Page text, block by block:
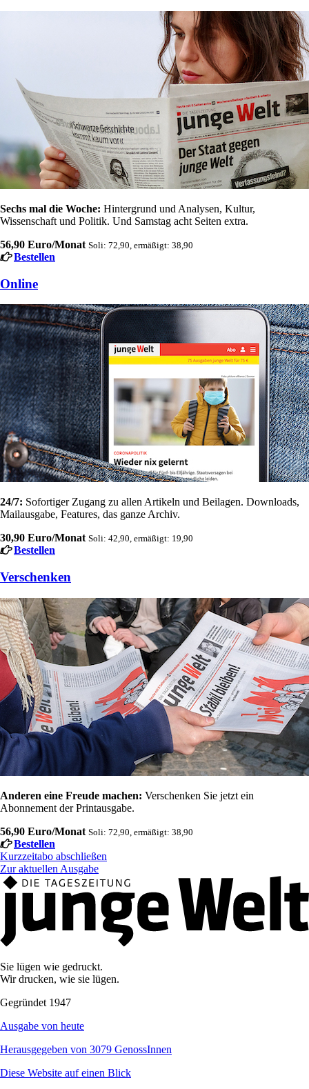
Sechs mal die Woche: Hintergrund und Analysen, Kultur,
Wissenschaft und Politik. Und Samstag acht Seiten extra.
56,90 Euro/Monat Soli: 72,90, ermäßigt: 38,90
Bestellen
Online
24/7: Sofortiger Zugang zu allen Artikeln und Beilagen. Downloads,
Mailausgabe, Features, das ganze Archiv.
30,90 Euro/Monat Soli: 42,90, ermäßigt: 19,90
Bestellen
Verschenken
Anderen eine Freude machen: Verschenken Sie jetzt ein
Abonnement der Printausgabe.
56,90 Euro/Monat Soli: 72,90, ermäßigt: 38,90
Bestellen
Kurzzeitabo abschließen
Zur aktuellen Ausgabe
Sie lügen wie gedruckt.
Wir drucken, wie sie lügen.
Gegründet 1947
Ausgabe von heute
Herausgegeben von 3079 GenossInnen
Diese Website auf einen Blick